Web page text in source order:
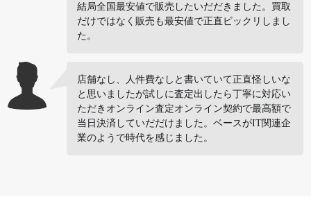
結局全国最安値で販売したいだだきました。買取
だけではなく販売も最安値で正直ビックリしまし
た。
店舗なし、人件費なしと書いていて正直怪しいな
と思いましたが試しに査定出したら丁寧に対応い
ただきオンライン査定オンライン契約で最高額で
当日決済していだだけました。ベースがIT関連企
業のようで時代を感じました。